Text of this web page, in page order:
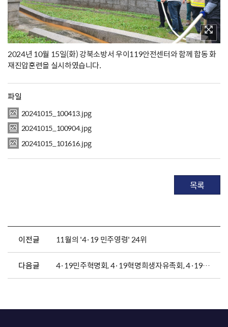
2024년 10월 15일(화) 강북소방서 우이119안전센터와 함께 합동 화
재진압훈련을 실시하였습니다.
파일
20241015_100413.jpg
20241015_100904.jpg
20241015_101616.jpg
목록
이전글 11월의 '4·19 민주영령' 24위
다음글 4·19민주혁명회, 4·19혁명희생자유족회, 4·19혁명공로자회 정기참배